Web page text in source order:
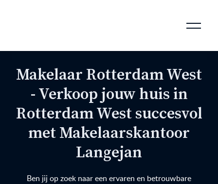
Makelaar Rotterdam West
- Verkoop jouw huis in
Rotterdam West succesvol
met Makelaarskantoor
Langejan
Ben jij op zoek naar een ervaren en betrouwbare